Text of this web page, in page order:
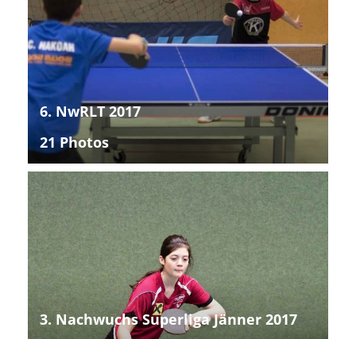
6. NwRLT 2017
21 Photos
3. Nachwuchs Superliga Jänner 2017